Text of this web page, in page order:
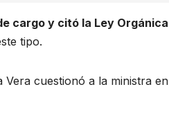
cargo y citó la Ley Orgánica
tipo.
Vera cuestionó a la ministra en